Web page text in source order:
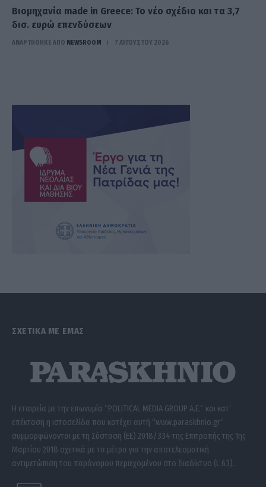
Βιομηχανία made in Greece: Το νέο σχέδιο και τα 3,7
δισ. ευρώ επενδύσεων
ΑΝΑΡΤΗΘΗΚΕ ΑΠΟ NEWSROOM 7 ΑΥΓΟΎΣΤΟΥ 2026
ΣΧΕΤΙΚΑ ΜΕ ΕΜΑΣ
Η εταιρεία με την επωνυμία “POLITICAL MEDIA GROUP A.E.” και κατ’
επέκταση η ιστοσελίδα που κατέχει αυτή “www.paraskhnio.gr”
συμμορφώνονται με τη Σύσταση (ΕΕ) 2018/334 της Επιτροπής της 1ης
Μαρτίου 2018 σχετικά με τα μέτρα για την αποτελεσματική
αντιμετώπιση του παράνομου περιεχομένου στο διαδίκτυο (L 63).